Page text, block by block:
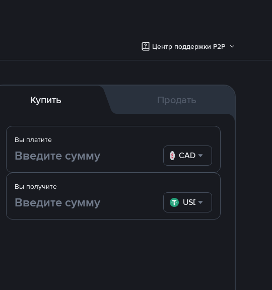
Центр поддержки P2P
Купить Продать
Вы платите
CAD
Вы получите
USDT